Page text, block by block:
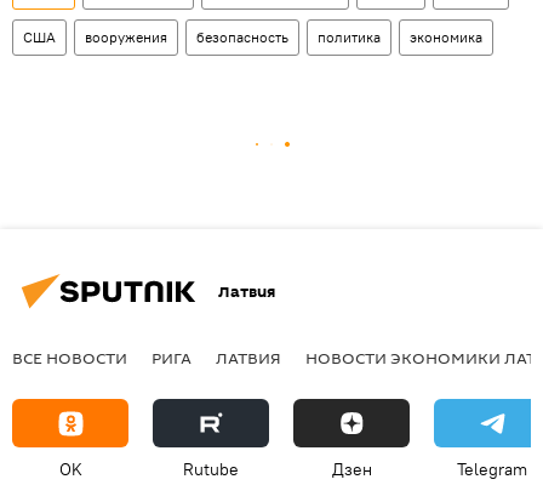
США вооружения безопасность политика экономика
Латвия
ВСЕ НОВОСТИ РИГА ЛАТВИЯ НОВОСТИ ЭКОНОМИКИ
OK Rutube Дзен Telegram